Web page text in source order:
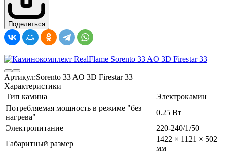
Поделиться
Артикул:Sorento 33 AO 3D Firestar 33
Характеристики
Тип камина
Электрокамин
Потребляемая мощность в режиме "без
нагрева"
0.25 Вт
Электропитание
220-240/1/50
Габаритный размер
1422 × 1121 × 502
мм